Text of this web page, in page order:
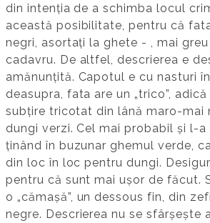
din intenția de a schimba locul
această posibilitate, pentru că
negri, asortați la ghete - , mai
cadavru. De altfel, descrierea e
amănunțită. Capotul e cu nasturi
deasupra, fata are un „trico”,
subțire tricotat din lână maro-mai
dungi verzi. Cel mai probabil și l-a
ținând în buzunar ghemul verde,
din loc în loc pentru dungi.
pentru că sunt mai ușor de făcut.
o „cămașă”, un dessous fin, din
negre. Descrierea nu se sfârșește